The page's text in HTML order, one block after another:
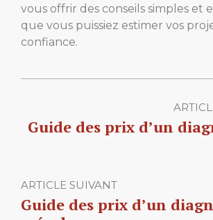
vous offrir des conseils simples et
que vous puissiez estimer vos
confiance.
Guide des prix d’un
ARTICLE SUIVANT
Guide des prix d’un